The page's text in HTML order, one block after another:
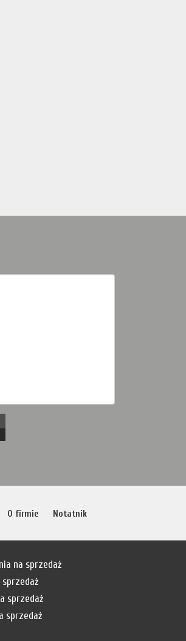
O firmie Notatnik
na sprzedaż
sprzedaż
sprzedaż
sprzedaż